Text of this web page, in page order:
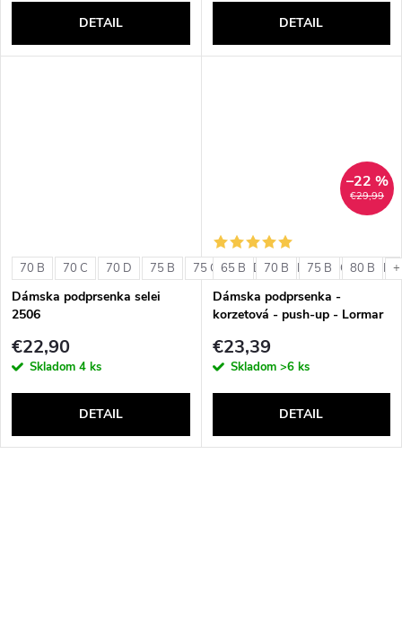
DETAIL DETAIL
70 B 70 C 70 D 75 B 75 C 75 D 80 B 80 C 80 D
Dámska podprsenka selei
2506
€22,90
Skladom 4 ks
DETAIL
€29,99
–22 %
65 B 70 B 75 B 80 B
Dámska podprsenka -
korzetová - push-up - Lormar
€23,39
Skladom >6 ks
DETAIL